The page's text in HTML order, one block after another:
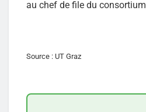
au chef de file du
Source : UT Graz